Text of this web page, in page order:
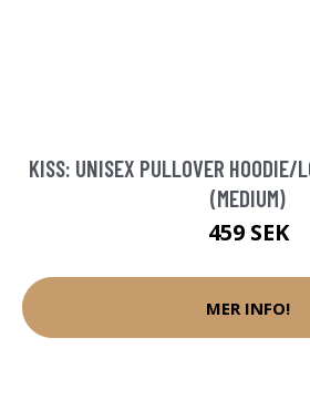
KISS: UNISEX PULLOVER HOODIE/
(MEDIUM)
459 SEK
MER INFO!